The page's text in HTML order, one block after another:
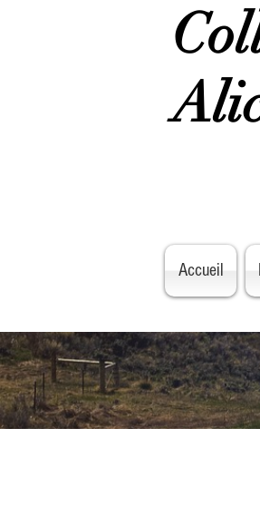
Accueil